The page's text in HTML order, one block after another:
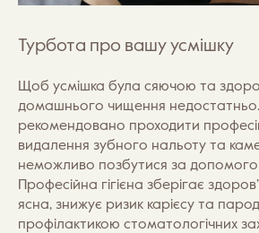
Турбота про вашу усмішку
Щоб усмішка була сяючою та
домашнього чищення недостатньо.
рекомендовано проходити
видалення зубного нальоту та
неможливо позбутися за
Професійна гігієна зберігає
ясна, знижує ризик карієсу та
профілактикою стоматологічних